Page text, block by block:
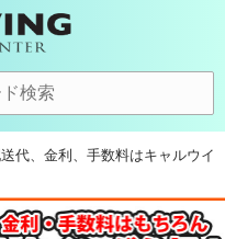
代、金利、手数料はキャルウイ